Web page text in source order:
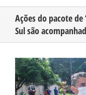
CONHEÇA O AMAZONAS
PUBLICIDADE
Ações do pacote de
Sul são
View
Larger
Image